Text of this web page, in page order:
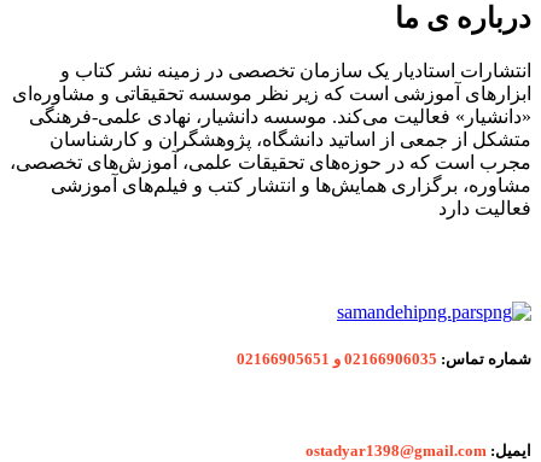
درباره ی ما
انتشارات استادیار یک سازمان تخصصی در زمینه نشر کتاب و
ابزارهای آموزشی است که زیر نظر موسسه تحقیقاتی و مشاوره‌ای
«دانشیار» فعالیت می‌کند. موسسه دانشیار، نهادی علمی-فرهنگی
متشکل از جمعی از اساتید دانشگاه، پژوهشگران و کارشناسان
مجرب است که در حوزه‌های تحقیقات علمی، آموزش‌های تخصصی،
مشاوره، برگزاری همایش‌ها و انتشار کتب و فیلم‌های آموزشی
فعالیت دارد
شماره تماس: 02166906035 و 02166905651
ایمیل: ostadyar1398@gmail.com